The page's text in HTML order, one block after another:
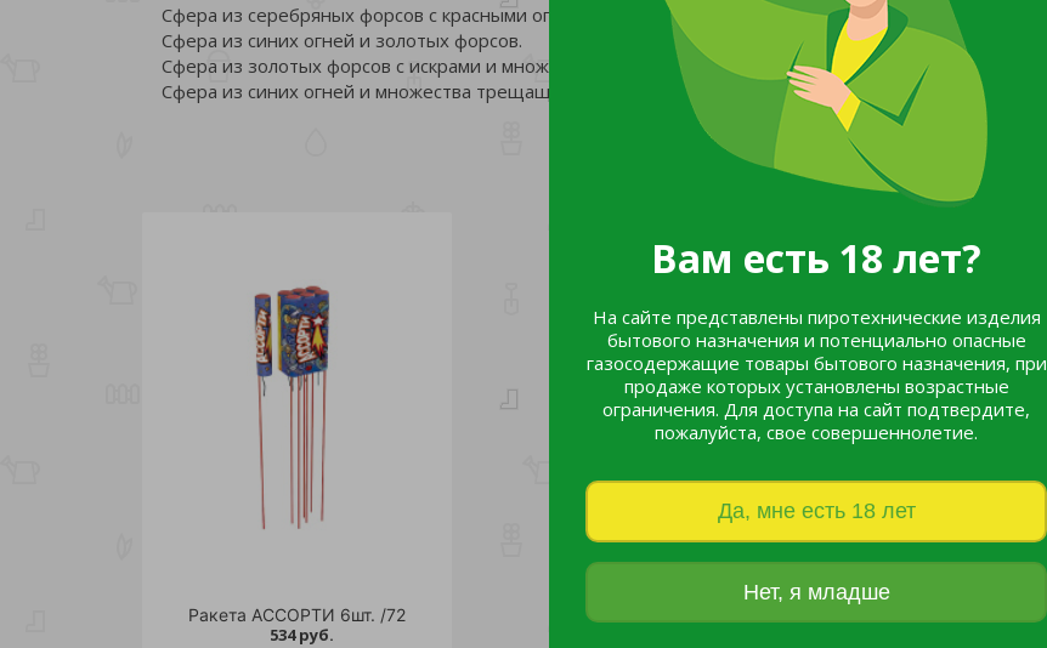
Вам есть 18 лет?
На сайте представлены пиротехнические изделия
бытового назначения и потенциально опасные
газосодержащие товары бытового назначения, при
продаже которых установлены возрастные
ограничения. Для доступа на сайт подтвердите,
пожалуйста, свое совершеннолетие.
Да, мне есть 18 лет
Нет, я младше
Сфера из серебряных форсов с красными огнями на концах и белых мерцающих огней.
Сфера из синих огней и золотых форсов.
Сфера из золотых форсов с искрами и множества трещащих разлетающихся огоньков.
Сфера из синих огней и множества трещащих разлетающихся огоньков.
Ракета АССОРТИ 6шт. /72
534 руб.